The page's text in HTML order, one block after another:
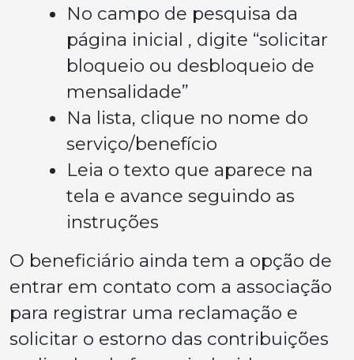
No campo de pesquisa da
página inicial , digite “solicitar
bloqueio ou desbloqueio de
mensalidade”
Na lista, clique no nome do
serviço/benefício
Leia o texto que aparece na
tela e avance seguindo as
instruções
O beneficiário ainda tem a opção de
entrar em contato com a associação
para registrar uma reclamação e
solicitar o estorno das contribuições